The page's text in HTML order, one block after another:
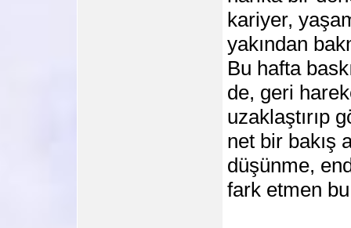
kariyer,
yakından
Bu hafta
de, geri
uzaklaştırıp
net bir bakış
düşünme,
fark etmen